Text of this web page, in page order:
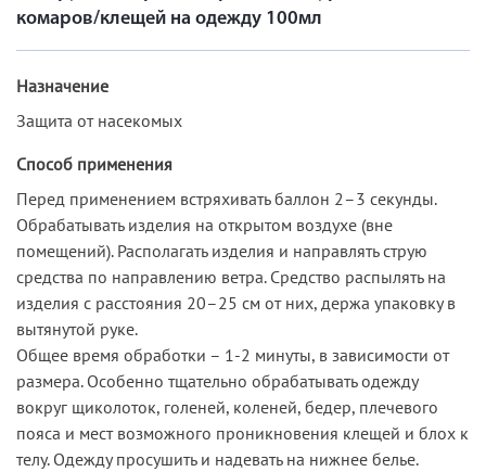
комаров/клещей на одежду 100мл
Назначение
Защита от насекомых
Способ применения
Перед применением встряхивать баллон 2–3 секунды.
Обрабатывать изделия на открытом воздухе (вне
помещений). Располагать изделия и направлять струю
средства по направлению ветра. Средство распылять на
изделия с расстояния 20–25 см от них, держа упаковку в
вытянутой руке.
Общее время обработки – 1-2 минуты, в зависимости от
размера. Особенно тщательно обрабатывать одежду
вокруг щиколоток, голеней, коленей, бедер, плечевого
пояса и мест возможного проникновения клещей и блох к
телу. Одежду просушить и надевать на нижнее белье.